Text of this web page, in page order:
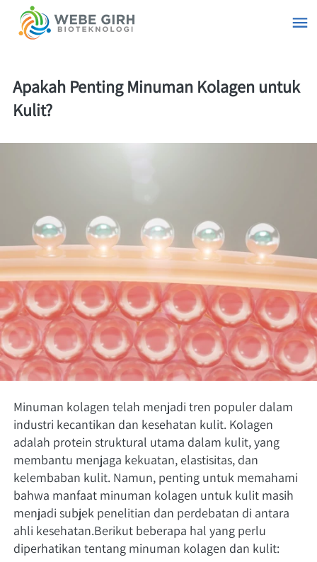
Apakah Penting Minuman Kolagen untuk
Kulit?
Minuman kolagen telah menjadi tren populer dalam
industri kecantikan dan kesehatan kulit. Kolagen
adalah protein struktural utama dalam kulit, yang
membantu menjaga kekuatan, elastisitas, dan
kelembaban kulit. Namun, penting untuk memahami
bahwa manfaat minuman kolagen untuk kulit masih
menjadi subjek penelitian dan perdebatan di antara
ahli kesehatan.Berikut beberapa hal yang perlu
diperhatikan tentang minuman kolagen dan kulit: